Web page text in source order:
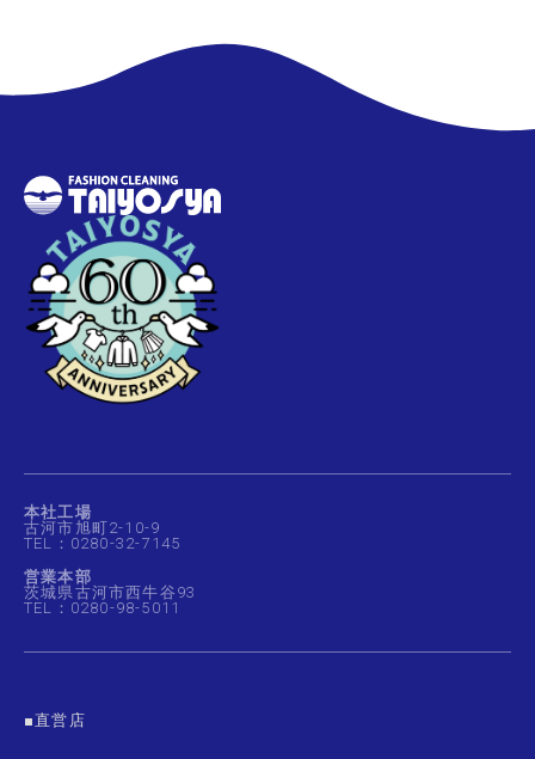
本社工場
古河市旭町2-10-9
TEL：0280-32-7145
営業本部
茨城県古河市西牛谷93
TEL：0280-98-5011
■直営店